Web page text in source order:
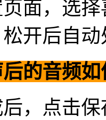
面，选
开后自
的音频
，点击